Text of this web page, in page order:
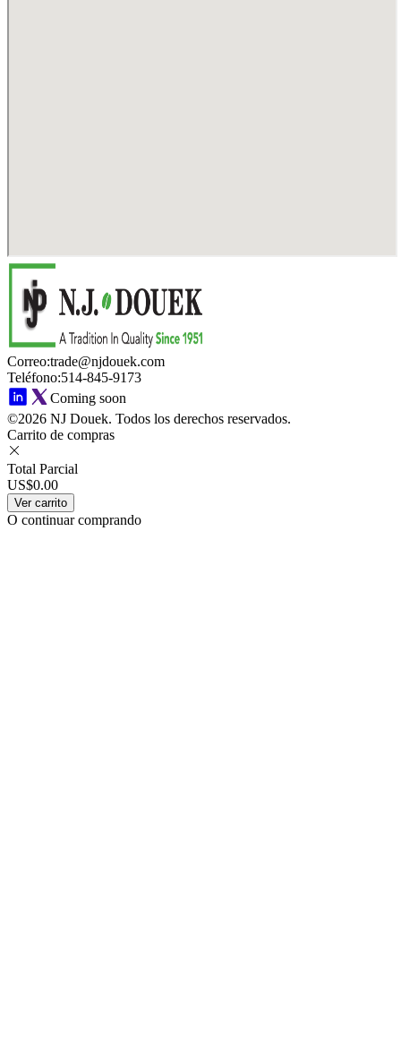
Correo:trade@njdouek.com
Teléfono:514-845-9173
Coming soon
©2026 NJ Douek. Todos los derechos reservados.
Carrito de compras
Total Parcial
US$0.00
Ver carrito
O continuar comprando